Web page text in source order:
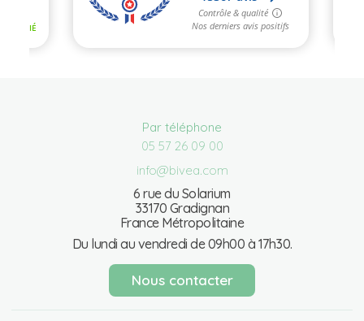
Par téléphone
05 57 26 09 00
info@bivea.com
6 rue du Solarium
33170 Gradignan
France Métropolitaine
Du lundi au vendredi de 09h00 à 17h30.
Nous contacter